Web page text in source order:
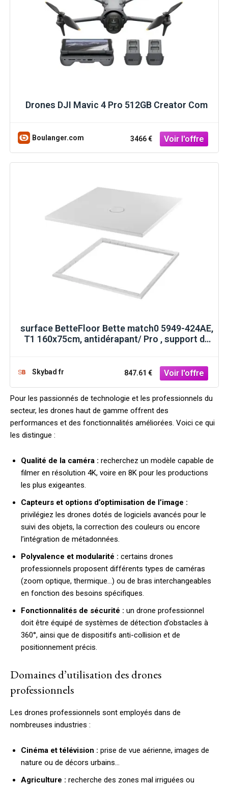
Drones DJI Mavic 4 Pro 512GB Creator Com
Boulanger.com 3466 €
surface BetteFloor Bette match0 5949-424AE,
T1 160x75cm, antidérapant/ Pro , support de
Skybad fr 847.61 €
Pour les passionnés de technologie et les professionnels du
secteur, les drones haut de gamme offrent des
performances et des fonctionnalités améliorées. Voici ce qui
les distingue :
Qualité de la caméra : recherchez un modèle capable de
filmer en résolution 4K, voire en 8K pour les productions
les plus exigeantes.
Capteurs et options d’optimisation de l’image :
privilégiez les drones dotés de logiciels avancés pour le
suivi des objets, la correction des couleurs ou encore
l’intégration de métadonnées.
Polyvalence et modularité : certains drones
professionnels proposent différents types de caméras
(zoom optique, thermique…) ou de bras interchangeables
en fonction des besoins spécifiques.
Fonctionnalités de sécurité : un drone professionnel
doit être équipé de systèmes de détection d’obstacles à
360°, ainsi que de dispositifs anti-collision et de
positionnement précis.
Domaines d’utilisation des drones
professionnels
Les drones professionnels sont employés dans de
nombreuses industries :
Cinéma et télévision : prise de vue aérienne, images de
nature ou de décors urbains…
Agriculture : recherche des zones mal irriguées ou